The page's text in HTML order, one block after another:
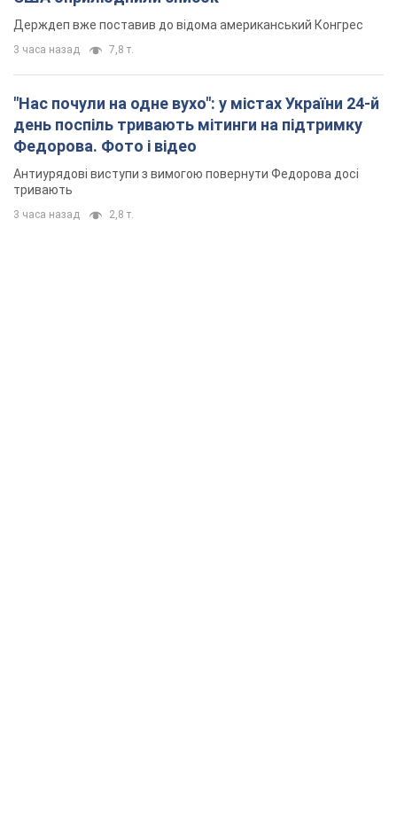
Держдеп вже поставив до відома американський Конгрес
3 часа назад 7,8 т.
"Нас почули на одне вухо": у містах України 24-й
день поспіль тривають мітинги на підтримку
Федорова. Фото і відео
Антиурядові виступи з вимогою повернути Федорова досі
тривають
3 часа назад 2,8 т.